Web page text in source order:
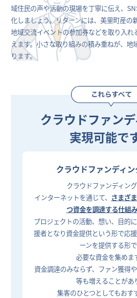
域住民の声や活動の現場を丁寧に伝え、
化しましょう。リターンには、美里町産の
地域交流イベントの参加券などを取り入れ
えます。小さな取り組みの積み重ねが、地
ります。
クラウドファン
実現可能で
クラウドファンディン
クラウドファンディング
インターネットを通じて、 さまざ
つ資金を調達する仕組み
プロジェクトの活動、想い、目的
援者となり資金提供という形で応
ーンを提供する形で
必要な資金を集めま
資金調達のみならず、ファン獲得
等も増えることがあ
集客のひとつとしてもおす